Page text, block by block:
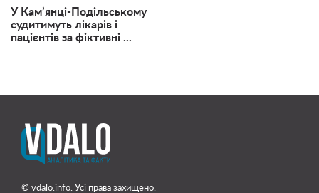
У Кам’янці-Подільському
судитимуть лікарів і
пацієнтів за фіктивні ...
© vdalo.info. Усі права захищено.